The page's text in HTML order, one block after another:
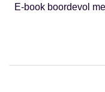
E-book boordevol